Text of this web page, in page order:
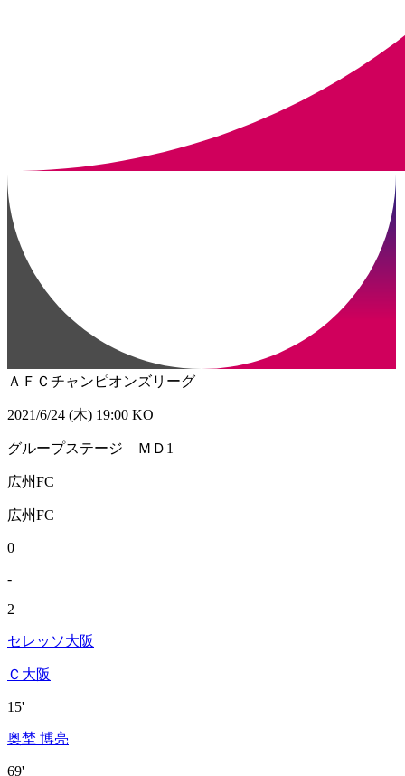
ＡＦＣチャンピオンズリーグ
2021/6/24 (木) 19:00 KO
グループステージ ＭＤ1
広州FC
広州FC
0
-
2
セレッソ大阪
Ｃ大阪
15'
奥埜 博亮
69'